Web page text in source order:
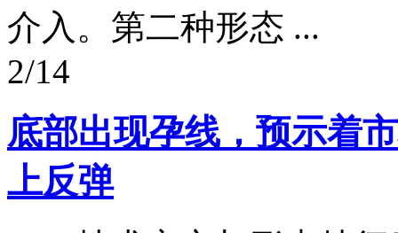
介入。第二种形态 ...
2/14
底部出现孕线，预示着
上反弹